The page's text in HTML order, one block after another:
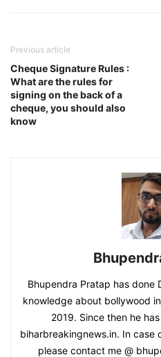
Previous article
Cheque Signature Rules :
What are the rules for
signing on the back of a
cheque, you should also
know
Bhupendra Pratap has done
knowledge about bollywood
2019. Since then he
biharbreakingnews.in. In case
please contact me @